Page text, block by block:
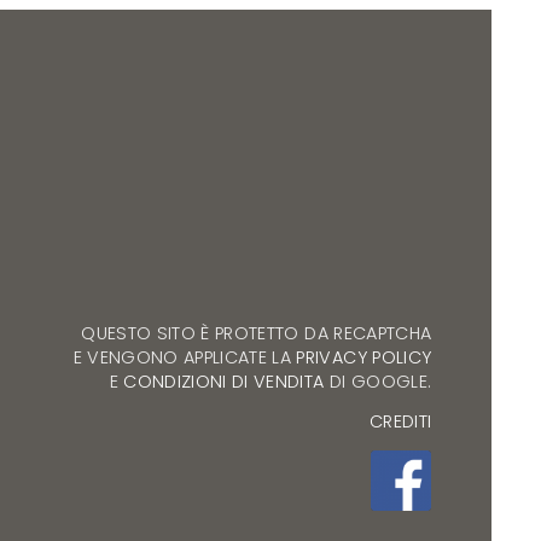
QUESTO SITO È PROTETTO DA RECAPTCHA
E VENGONO APPLICATE LA PRIVACY POLICY
E CONDIZIONI DI VENDITA DI GOOGLE.
CREDITI